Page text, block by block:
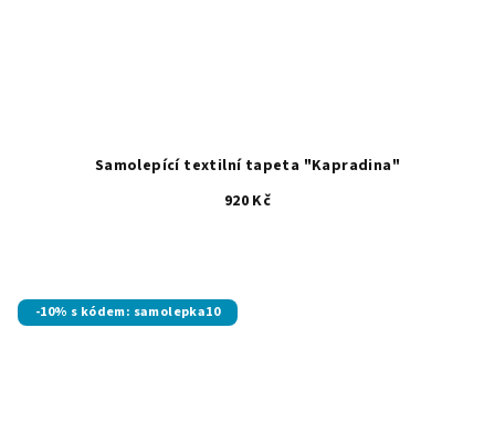
Samolepící textilní tapeta "Kapradina"
920 Kč
-10% s kódem: samolepka10